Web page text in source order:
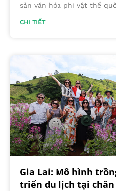
sản văn hóa phi vật thể
CHI TIẾT
Gia Lai: Mô hình
triển du lịch tại chân